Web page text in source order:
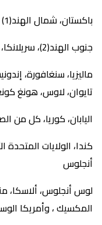
باكستان، شمال الهند(1) ونيبال
جنوب الهند(2)، سريلانكا، بنجلاديش
ماليزيا، سنغافورة،
تايوان، لاوس، هونغ
اليابان، كوريا، كل من
كندا، الولايات
أنجلوس
لوس أنجلوس، ألاسكا،
المكسيك ، وأمريكا